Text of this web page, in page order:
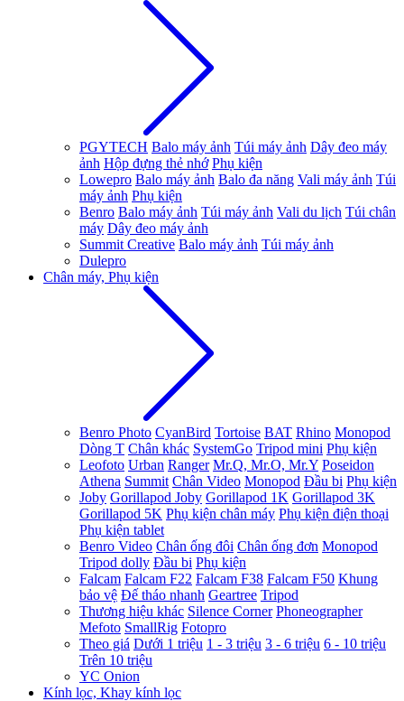
PGYTECH Balo máy ảnh Túi máy ảnh Dây đeo máy
ảnh Hộp đựng thẻ nhớ Phụ kiện
Lowepro Balo máy ảnh Balo đa năng Vali máy ảnh Túi
máy ảnh Phụ kiện
Benro Balo máy ảnh Túi máy ảnh Vali du lịch Túi chân
máy Dây đeo máy ảnh
Summit Creative Balo máy ảnh Túi máy ảnh
Dulepro
Chân máy, Phụ kiện
Benro Photo CyanBird Tortoise BAT Rhino Monopod
Dòng T Chân khác SystemGo Tripod mini Phụ kiện
Leofoto Urban Ranger Mr.Q, Mr.O, Mr.Y Poseidon
Athena Summit Chân Video Monopod Đầu bi Phụ kiện
Joby Gorillapod Joby Gorillapod 1K Gorillapod 3K
Gorillapod 5K Phụ kiện chân máy Phụ kiện điện thoại
Phụ kiện tablet
Benro Video Chân ống đôi Chân ống đơn Monopod
Tripod dolly Đầu bi Phụ kiện
Falcam Falcam F22 Falcam F38 Falcam F50 Khung
bảo vệ Đế tháo nhanh Geartree Tripod
Thương hiệu khác Silence Corner Phoneographer
Mefoto SmallRig Fotopro
Theo giá Dưới 1 triệu 1 - 3 triệu 3 - 6 triệu 6 - 10 triệu
Trên 10 triệu
YC Onion
Kính lọc, Khay kính lọc